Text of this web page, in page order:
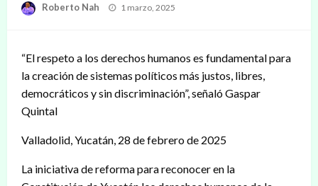
Roberto Nah
Publicado
1 marzo, 2025
“El respeto a los derechos humanos es fundamental para
la creación de sistemas políticos más justos, libres,
democráticos y sin discriminación”, señaló Gaspar
Quintal
Valladolid, Yucatán, 28 de febrero de 2025
La iniciativa de reforma para reconocer en la